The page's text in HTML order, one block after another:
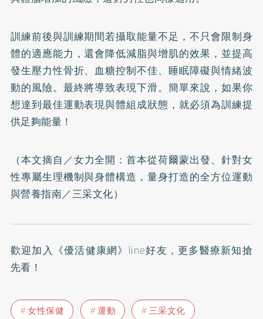
訓練前後與訓練期間若攝取能量不足，不只會限制身
體的適應能力，還會降低減脂與增肌的效果，並提高
發生壓力性骨折、血糖控制不佳、睡眠障礙與情緒波
動的風險。最終將導致表現下滑。簡單來說，如果你
想達到最佳運動表現與體組成狀態，就必須為訓練提
供足夠能量！
（本文摘自／女力全開：首本從荷爾蒙出發、針對女
性專屬生理機制與身體構造，量身打造的全方位運動
與營養指南／三采文化）
歡迎加入 《優活健康網》line好友 ，更多醫療新知搶
先看！
女性保健 運動 三采文化